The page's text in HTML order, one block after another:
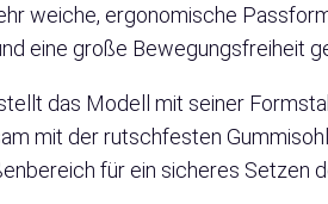
weiche, ergonomische
eine große Bewegungsfreiheit
das Modell mit seiner
mit der rutschfesten
für ein sicheres Setzen